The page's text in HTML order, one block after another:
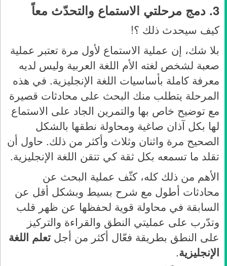
3. دمج مرحلتي الاستماع والتحدّث معاً
كيف سيحدث ذلك ؟!
بلا شك، إن عملية الاستماع لأول مرة تعتبر عملية
صعبة لشخص لغته الأم اللغة العربية وليس لديه
معرفة كاملة بأساسيات اللغة الإنجليزية. في هذه
المرحلة يتطلب منك البحث على محادثات قصيرة
مع توضيح خاص بها والتمرين الجاد على الاستماع
لها بكل آذان صاغية ومحاولة نطقها بالشكل
الصحيح مرة واثنان وثلاث وأكثر من ذلك. حاول أن
تقلد ما تسمعه بكل ثقة كي تتقن اللغة الإنجليزية.
الأهم من ذلك كله، كثّف عملية البحث عن
محادثات أطول مع شرح بسيط وبشكل أقل عن
السابقة في محاولة قوية لحفظها عن ظهر قلب
وتدّرب على عمليتي النطق والقراءة والتركيز
على النطق بطريقة فعّال أكثر من أجل تعلم اللغة
الإنجليزية.